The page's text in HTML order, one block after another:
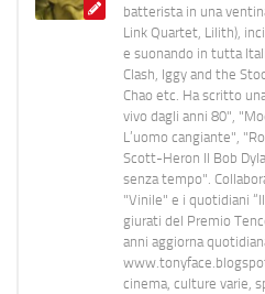
batterista in una
Link Quartet, Lilith),
e suonando in tutta
Clash, Iggy and the
Chao etc. Ha scritto
vivo dagli anni 80",
L’uomo cangiante",
Scott-Heron Il Bob
senza tempo".
"Vinile" e i quotidiani
giurati del Premio
anni aggiorna
cinema, culture varie,